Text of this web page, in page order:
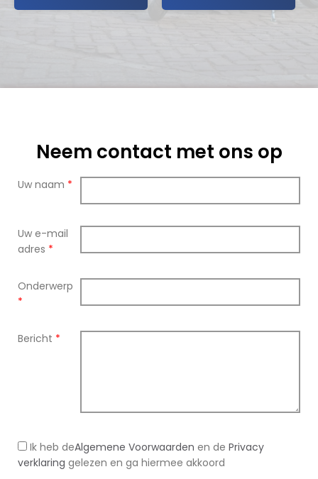
Neem contact met ons op
Uw naam *
Uw e-mail
adres *
Onderwerp
*
Bericht *
Ik heb deAlgemene Voorwaarden en de Privacy
verklaring gelezen en ga hiermee akkoord